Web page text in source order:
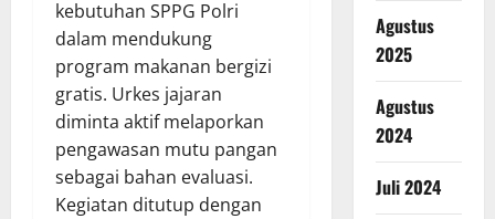
kebutuhan SPPG Polri
dalam mendukung
program makanan bergizi
gratis. Urkes jajaran
diminta aktif melaporkan
pengawasan mutu pangan
sebagai bahan evaluasi.
Kegiatan ditutup dengan
Agustus
2025
Agustus
2024
Juli 2024